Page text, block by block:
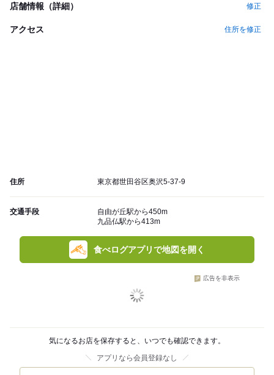
店舗情報（詳細） 修正
アクセス 住所を修正
住所 東京都世田谷区奥沢5-37-9
交通手段
自由が丘駅から450m
九品仏駅から413m
食べログアプリで地図を開く
広告を非表示
気になるお店を保存すると、いつでも確認できます。
アプリなら会員登録なし